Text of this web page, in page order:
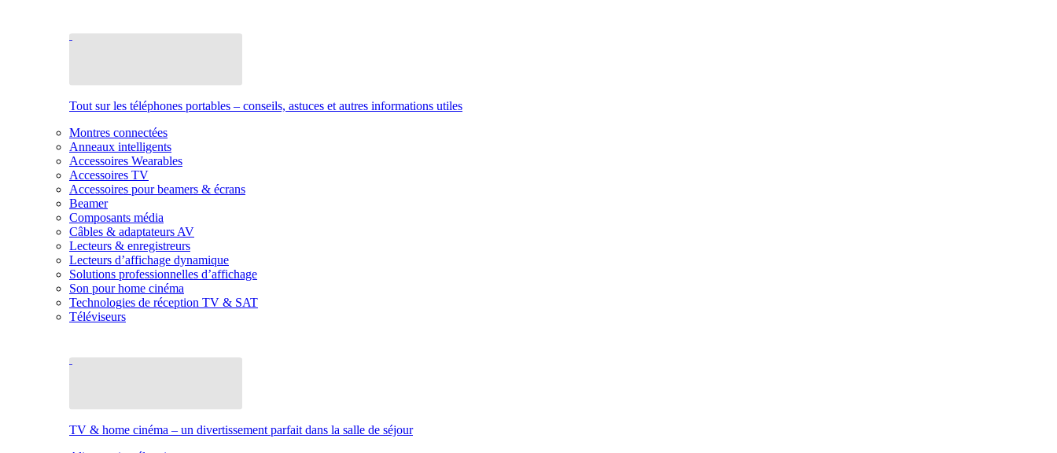
Tout sur les téléphones portables – conseils, astuces et autres informations utiles
Montres connectées
Anneaux intelligents
Accessoires Wearables
Accessoires TV
Accessoires pour beamers & écrans
Beamer
Composants média
Câbles & adaptateurs AV
Lecteurs & enregistreurs
Lecteurs d’affichage dynamique
Solutions professionnelles d’affichage
Son pour home cinéma
Technologies de réception TV & SAT
Téléviseurs
TV & home cinéma – un divertissement parfait dans la salle de séjour